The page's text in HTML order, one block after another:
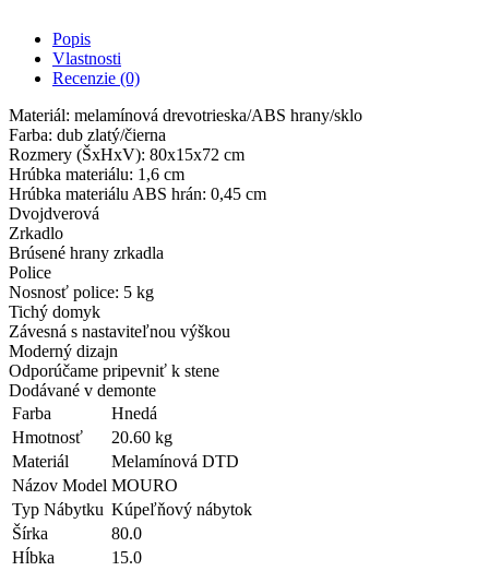
Popis
Vlastnosti
Recenzie (0)
Materiál: melamínová drevotrieska/ABS hrany/sklo
Farba: dub zlatý/čierna
Rozmery (ŠxHxV): 80x15x72 cm
Hrúbka materiálu: 1,6 cm
Hrúbka materiálu ABS hrán: 0,45 cm
Dvojdverová
Zrkadlo
Brúsené hrany zrkadla
Police
Nosnosť police: 5 kg
Tichý domyk
Závesná s nastaviteľnou výškou
Moderný dizajn
Odporúčame pripevniť k stene
Dodávané v demonte
Farba
Hnedá
Hmotnosť
20.60 kg
Materiál
Melamínová DTD
Názov Model MOURO
Typ Nábytku Kúpeľňový nábytok
Šírka
80.0
Hĺbka
15.0